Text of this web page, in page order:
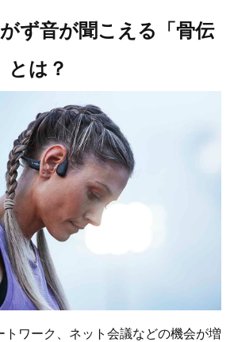
ず音が聞こえる「骨伝
とは？
トワーク、ネット会議などの機会が増